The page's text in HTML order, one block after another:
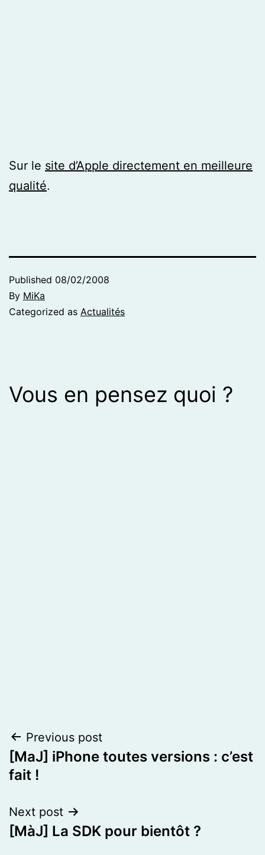
Sur le site d’Apple directement en meilleure
qualité.
Published 08/02/2008
By MiKa
Categorized as Actualités
Vous en pensez quoi ?
Post
navigation
Previous post
[MaJ] iPhone toutes versions : c’est
fait !
Next post
[MàJ] La SDK pour bientôt ?